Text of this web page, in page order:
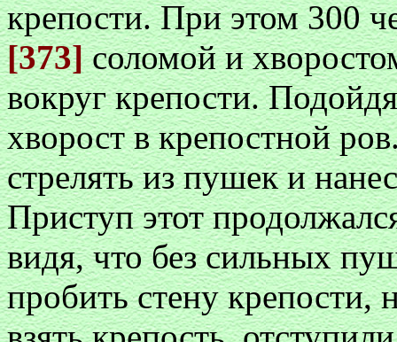
крепости. При этом 300
[373]соломой и
вокруг крепости.
хворост в крепостной
стрелять из пушек и
Приступ этот
видя, что без сильных
пробить стену крепости,